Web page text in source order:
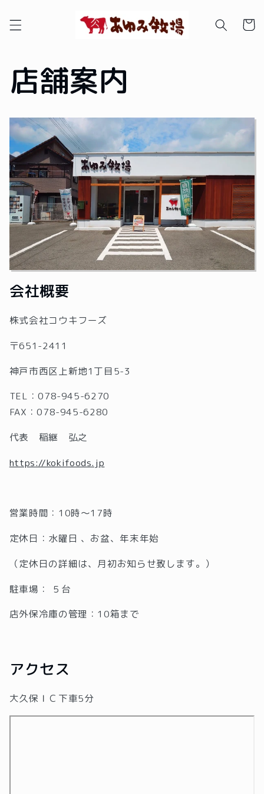
進む
ー
店舗案内
会社概要
株式会社コウキフーズ
〒651-2411
神戸市西区上新地1丁目5-3
TEL：078-945-6270
FAX：078-945-6280
代表 稲継 弘之
https://kokifoods.jp
営業時間：10時〜17時
定休日：水曜日 、 お盆、年末年始
（定休日の詳細は、月初お知らせ致します。）
駐車場： ５台
店外保冷庫の管理：10箱まで
アクセス
大久保ＩＣ下車5分